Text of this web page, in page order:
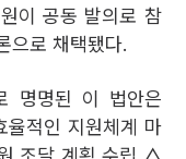
이 공동 발의로 참
으로 채택됐다.
명명된 이 법안은
적인 지원체계 마